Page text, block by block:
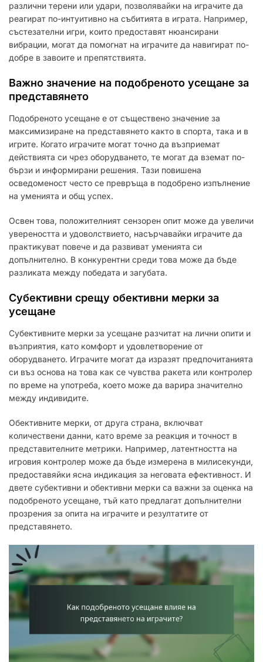
различни терени или удари, позволявайки на играчите да
реагират по-интуитивно на събитията в играта. Например,
състезателни игри, които предоставят нюансирани
вибрации, могат да помогнат на играчите да навигират по-
добре в завоите и препятствията.
Важно значение на подобреното усещане за
представянето
Подобреното усещане е от съществено значение за
максимизиране на представянето както в спорта, така и в
игрите. Когато играчите могат точно да възприемат
действията си чрез оборудването, те могат да вземат по-
бързи и информирани решения. Тази повишена
осведоменост често се превръща в подобрено изпълнение
на уменията и общ успех.
Освен това, положителният сензорен опит може да увеличи
увереността и удоволствието, насърчавайки играчите да
практикуват повече и да развиват уменията си
допълнително. В конкурентни среди това може да бъде
разликата между победата и загубата.
Субективни срещу обективни мерки за
усещане
Субективните мерки за усещане разчитат на лични опити и
възприятия, като комфорт и удовлетворение от
оборудването. Играчите могат да изразят предпочитанията
си въз основа на това как се чувства ракета или контролер
по време на употреба, което може да варира значително
между индивидите.
Обективните мерки, от друга страна, включват
количествени данни, като време за реакция и точност в
представителните метрики. Например, латентността на
игровия контролер може да бъде измерена в милисекунди,
предоставяйки ясна индикация за неговата ефективност. И
двете субективни и обективни мерки са важни за оценка на
подобреното усещане, тъй като предлагат допълнителни
прозрения за опита на играчите и резултатите от
представянето.